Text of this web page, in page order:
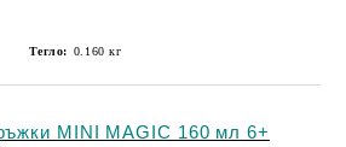
Тегло: 0.160 кг
MINI MAGIC 160 мл 6+